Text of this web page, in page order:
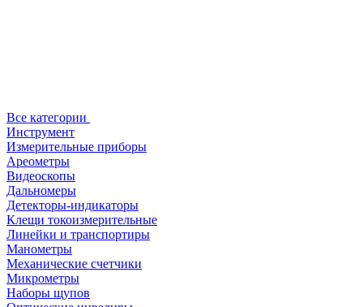
Все категории
Инструмент
Измерительные приборы
Ареометры
Видеоскопы
Дальномеры
Детекторы-индикаторы
Клещи токоизмерительные
Линейки и транспортиры
Манометры
Механические счетчики
Микрометры
Наборы щупов